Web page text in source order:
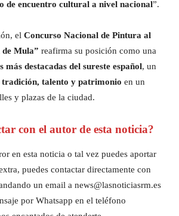
de encuentro cultural a nivel nacional”.
el Concurso Nacional de Pintura al
Mula” reafirma su posición como una
más destacadas del sureste español, un
tradición, talento y patrimonio en un
y plazas de la ciudad.
con el autor de esta noticia?
en esta noticia o tal vez puedes aportar
puedes contactar directamente con
un email a news@lasnoticiasrm.es
por Whatsapp en el teléfono